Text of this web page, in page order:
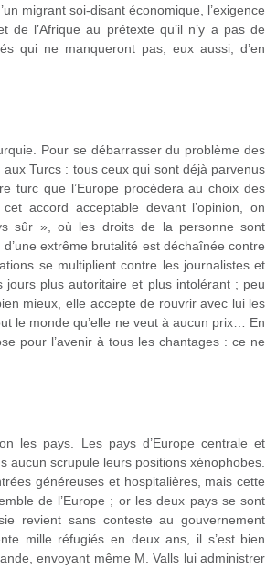
migrant soi-disant économique, l’exigence
l’Afrique au prétexte qu’il n’y a pas de
qui ne manqueront pas, eux aussi, d’en
Pour se débarrasser du problème des
Turcs : tous ceux qui sont déjà parvenus
turc que l’Europe procédera au choix des
accord acceptable devant l’opinion, on
sûr », où les droits de la personne sont
extrême brutalité est déchaînée contre
se multiplient contre les journalistes et
plus autoritaire et plus intolérant ; peu
mieux, elle accepte de rouvrir avec lui les
le monde qu’elle ne veut à aucun prix… En
pour l’avenir à tous les chantages : ce ne
les pays. Les pays d’Europe centrale et
scrupule leurs positions xénophobes.
généreuses et hospitalières, mais cette
de l’Europe ; or les deux pays se sont
revient sans conteste au gouvernement
mille réfugiés en deux ans, il s’est bien
envoyant même M. Valls lui administrer